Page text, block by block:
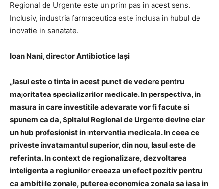
Regional de Urgente este un prim pas in acest sens.
Inclusiv, industria farmaceutica este inclusa in hubul de
inovatie in sanatate.
Ioan Nani, director Antibiotice Iași
„Iasul este o tinta in acest punct de vedere pentru
majoritatea specializarilor medicale. In perspectiva, in
masura in care investitile adevarate vor fi facute si
spunem ca da, Spitalul Regional de Urgente devine clar
un hub profesionist in interventia medicala. In ceea ce
priveste invatamantul superior, din nou, Iasul este de
referinta. In context de regionalizare, dezvoltarea
inteligenta a regiunilor creeaza un efect pozitiv pentru
ca ambitiile zonale, puterea economica zonala sa iasa in